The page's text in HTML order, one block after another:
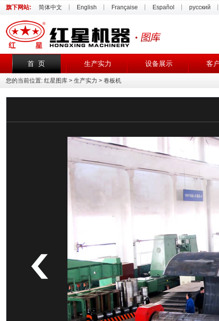
旗下网站: 简体中文 English Française Español русский
首 页 生产实力 设备展示 客
您的当前位置: 红星图库 > 生产实力 > 卷板机